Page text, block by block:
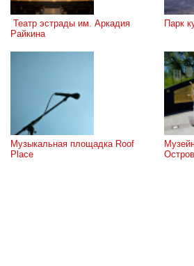
Райкина
Парк
Музыкальная площадка Roof
Place